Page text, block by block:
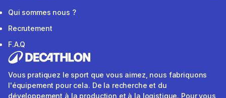
Qui sommes nous ?
Recrutement
F.A.Q
Vous pratiquez le sport que vous aimez, nous fabriquons
l'équipement pour cela. De la recherche et du
développement à la production et à la logistique. Pour vous,